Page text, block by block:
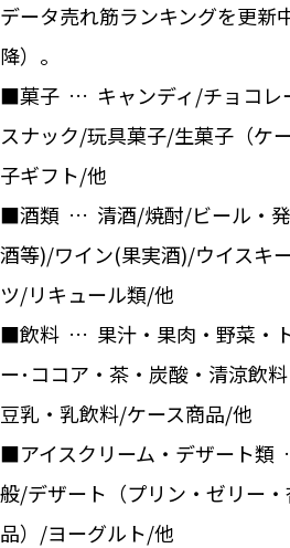
データ売れ筋ランキングを更新
降）。
■菓子 … キャンディ/チョコレ
スナック/玩具菓子/生菓子（ケ
子ギフト/他
■酒類 … 清酒/焼酎/ビール・発
酒等)/ワイン(果実酒)/ウイスキ
ツ/リキュール類/他
■飲料 … 果汁・果肉・野菜・
ー･ココア・茶・炭酸・清涼飲
豆乳・乳飲料/ケース商品/他
■アイスクリーム・デザート類
般/デザート（プリン・ゼリー
品）/ヨーグルト/他